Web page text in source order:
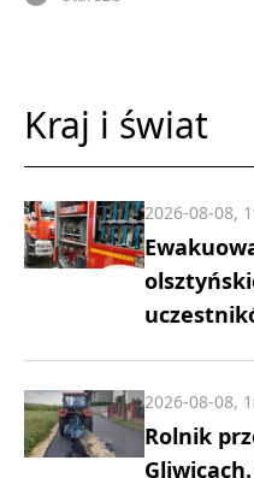
Kraj i świat
2026-08-08,
Rolnik
2026-08-08,